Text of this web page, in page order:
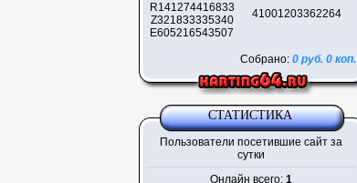
R141274416833
Z321833335340
E605216543507
41001203362264
Собрано: 0 руб. 0 коп.
СТАТИСТИКА
Пользователи посетившие сайт за
сутки
Онлайн всего: 1